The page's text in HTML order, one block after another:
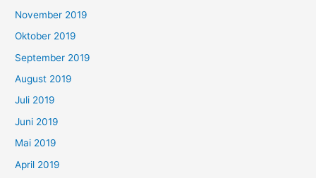
November 2019
Oktober 2019
September 2019
August 2019
Juli 2019
Juni 2019
Mai 2019
April 2019